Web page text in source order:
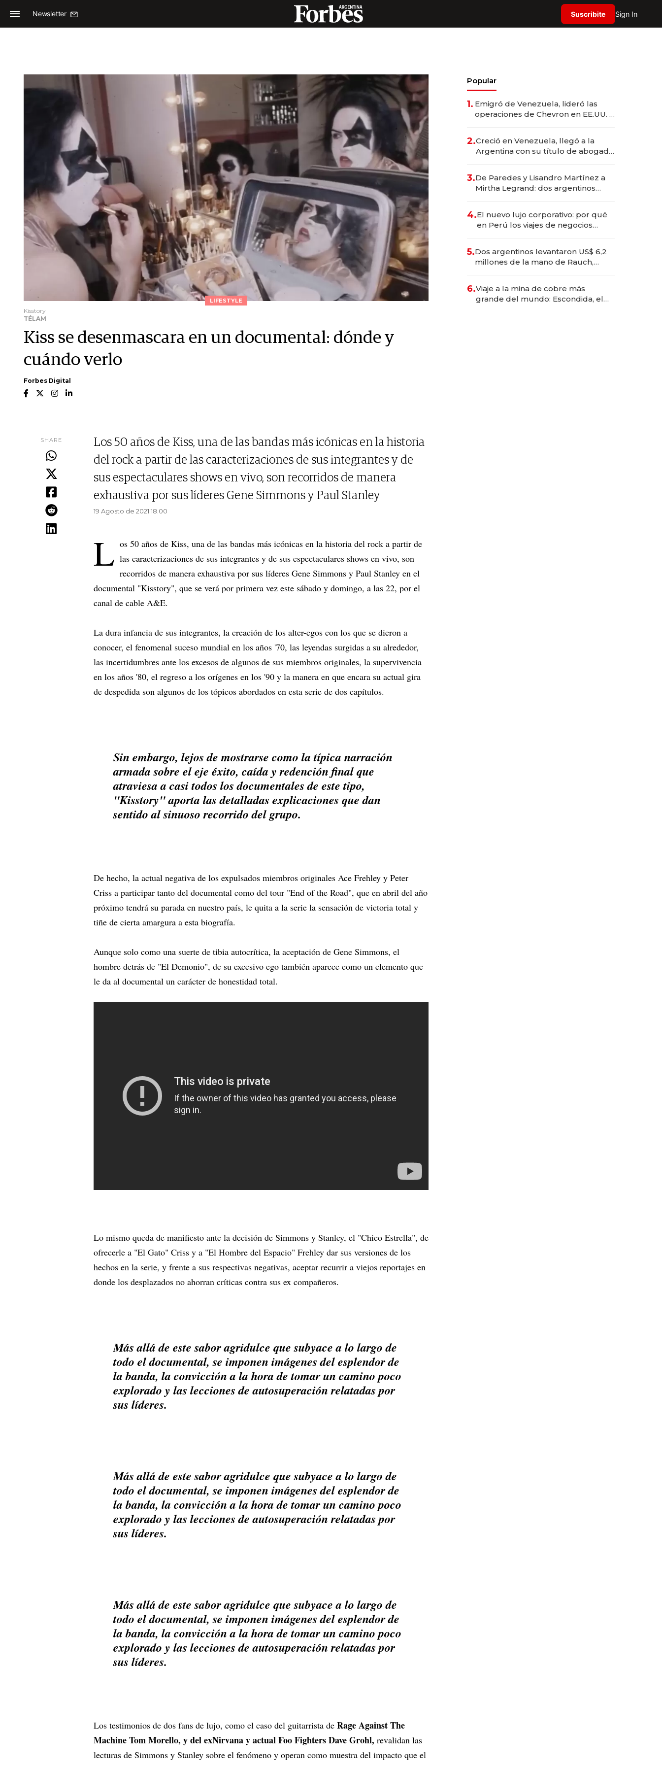
Newsletter Suscribite Sign In
LIFESTYLE
Kisstory
TÉLAM
Kiss se desenmascara en un documental: dónde y
cuándo verlo
Forbes Digital
SHARE
Los 50 años de Kiss, una de las bandas más icónicas en la historia
del rock a partir de las caracterizaciones de sus integrantes y de
sus espectaculares shows en vivo, son recorridos de manera
exhaustiva por sus líderes Gene Simmons y Paul Stanley
19 Agosto de 2021 18.00
L os 50 años de Kiss, una de las bandas más icónicas en la historia del rock a partir de
las caracterizaciones de sus integrantes y de sus espectaculares shows en vivo, son
recorridos de manera exhaustiva por sus líderes Gene Simmons y Paul Stanley en el
documental "Kisstory", que se verá por primera vez este sábado y domingo, a las 22, por el
canal de cable A&E.
La dura infancia de sus integrantes, la creación de los alter-egos con los que se dieron a
conocer, el fenomenal suceso mundial en los años '70, las leyendas surgidas a su alrededor,
las incertidumbres ante los excesos de algunos de sus miembros originales, la supervivencia
en los años '80, el regreso a los orígenes en los '90 y la manera en que encara su actual gira
de despedida son algunos de los tópicos abordados en esta serie de dos capítulos.
Sin embargo, lejos de mostrarse como la típica narración
armada sobre el eje éxito, caída y redención final que
atraviesa a casi todos los documentales de este tipo,
"Kisstory" aporta las detalladas explicaciones que dan
sentido al sinuoso recorrido del grupo.
De hecho, la actual negativa de los expulsados miembros originales Ace Frehley y Peter
Criss a participar tanto del documental como del tour "End of the Road", que en abril del año
próximo tendrá su parada en nuestro país, le quita a la serie la sensación de victoria total y
tiñe de cierta amargura a esta biografía.
Aunque solo como una suerte de tibia autocrítica, la aceptación de Gene Simmons, el
hombre detrás de "El Demonio", de su excesivo ego también aparece como un elemento que
le da al documental un carácter de honestidad total.
Lo mismo queda de manifiesto ante la decisión de Simmons y Stanley, el "Chico Estrella", de
ofrecerle a "El Gato" Criss y a "El Hombre del Espacio" Frehley dar sus versiones de los
hechos en la serie, y frente a sus respectivas negativas, aceptar recurrir a viejos reportajes en
donde los desplazados no ahorran críticas contra sus ex compañeros.
Más allá de este sabor agridulce que subyace a lo largo de
todo el documental, se imponen imágenes del esplendor de
la banda, la convicción a la hora de tomar un camino poco
explorado y las lecciones de autosuperación relatadas por
sus líderes.
Más allá de este sabor agridulce que subyace a lo largo de
todo el documental, se imponen imágenes del esplendor de
la banda, la convicción a la hora de tomar un camino poco
explorado y las lecciones de autosuperación relatadas por
sus líderes.
Más allá de este sabor agridulce que subyace a lo largo de
todo el documental, se imponen imágenes del esplendor de
la banda, la convicción a la hora de tomar un camino poco
explorado y las lecciones de autosuperación relatadas por
sus líderes.
Los testimonios de dos fans de lujo, como el caso del guitarrista de Rage Against The
Machine Tom Morello, y del exNirvana y actual Foo Fighters Dave Grohl, revalidan las
lecturas de Simmons y Stanley sobre el fenómeno y operan como muestra del impacto que el
Popular
1. Emigró de Venezuela, lideró las
operaciones de Chevron en EE.UU. y
2.Creció en Venezuela, llegó a la
Argentina con su título de abogado
marcas "fast premium"
3.De Paredes y Lisandro Martínez a
Mirtha Legrand: dos argentinos
4.El nuevo lujo corporativo: por qué
en Perú los viajes de negocios
transformadoras
5.Dos argentinos levantaron US$ 6,2
millones de la mano de Rauch,
6.Viaje a la mina de cobre más
grande del mundo: Escondida, el